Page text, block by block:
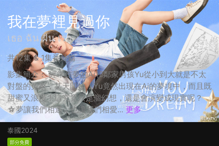
我在夢裡見過你
เธอ ฉัน ฝัน เรา
共12集 & 1集番外篇
影集簡介： 經常作夢的Ai和鄰家男孩Yu從小到大就是不太
對盤的冤家，某天開始，Yu竟然出現在Ai的夢境中，而且既
甜蜜又浪漫！這究竟只是個幻想，還是會演變成現實呢？
☆夢讓我們相遇，也讓我們相愛... 更多
泰國2024
部分免費